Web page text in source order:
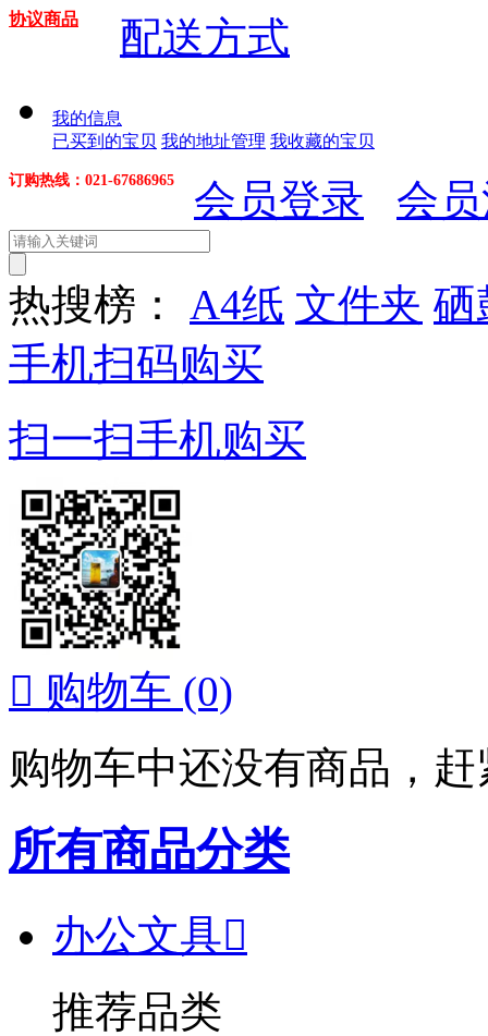
协议商品 配送方式
我的信息
已买到的宝贝 我的地址管理 我收藏的宝贝
订购热线：021-67686965 会员登录 会
热搜榜： A4纸 文件夹 硒
手机扫码购买
扫一扫手机购买
 购物车 (0)
购物车中还没有商品，
所有商品分类
办公文具
推荐品类